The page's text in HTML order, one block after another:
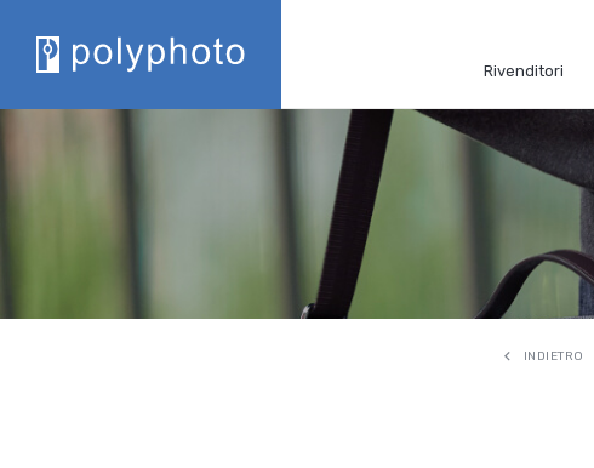
Rivenditori
INDIETRO